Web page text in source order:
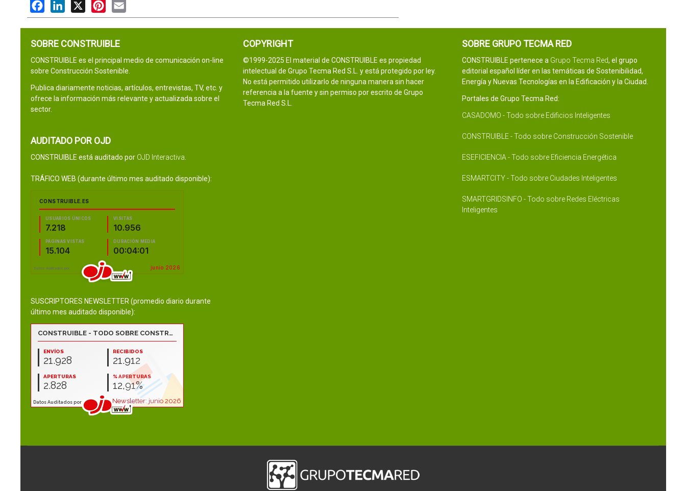
FacebookLinkedIn
X PinterestEmail
SOBRE CONSTRUIBLE
CONSTRUIBLE es el principal medio de comunicación on-line
sobre Construcción Sostenible.
Publica diariamente noticias, artículos, entrevistas, TV, etc. y
ofrece la información más relevante y actualizada sobre el
sector.
AUDITADO POR OJD
CONSTRUIBLE está auditado por OJD Interactiva
TRÁFICO WEB (durante último mes auditado disponible):
SUSCRIPTORES NEWSLETTER (promedio diario durante
último mes auditado disponible):
COPYRIGHT
©1999-2025 El material de CONSTRUIBLE es propiedad
intelectual de Grupo Tecma Red S.L. y está protegido por ley.
No está permitido utilizarlo de ninguna manera sin hacer
referencia a la fuente y sin permiso por escrito de Grupo
Tecma Red S.L.
SOBRE GRUPO TECMA RED
CONSTRUIBLE pertenece a Grupo Tecma Red, el grupo
editorial español líder en las temáticas de Sostenibilidad,
Energía y Nuevas Tecnologías en la Edificación y la Ciudad.
Portales de Grupo Tecma Red:
CASADOMO - Todo sobre Edificios Inteligentes
CONSTRUIBLE - Todo sobre Construcción Sostenible
ESEFICIENCIA - Todo sobre Eficiencia Energética
ESMARTCITY - Todo sobre Ciudades Inteligentes
SMARTGRIDSINFO - Todo sobre Redes Eléctricas
Inteligentes